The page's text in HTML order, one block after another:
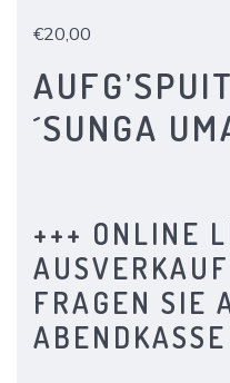
€20,00
´SUNGA
+++ ONLINE
FRAGEN SIE